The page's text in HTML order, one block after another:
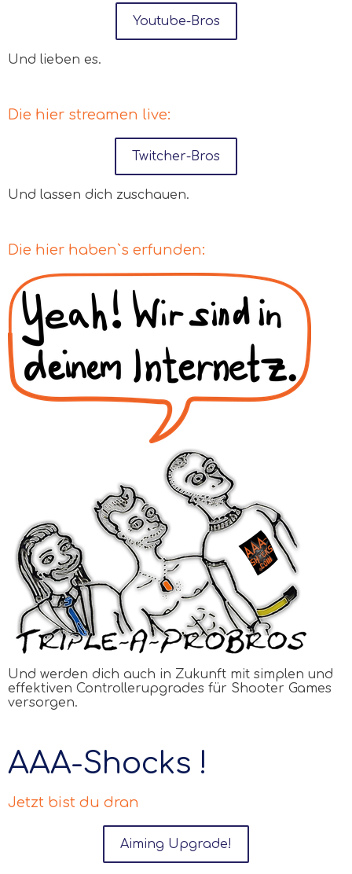
Youtube-Bros
Und lieben es.
Die hier streamen live:
Twitcher-Bros
Und lassen dich zuschauen.
Die hier haben`s erfunden:
Und werden dich auch in Zukunft mit simplen und
effektiven Controllerupgrades für Shooter Games
versorgen.
AAA-Shocks !
Jetzt bist du dran
Aiming Upgrade!